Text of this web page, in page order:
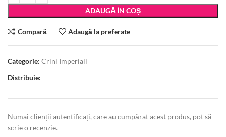
ADAUGĂ ÎN COȘ
Compară Adaugă la preferate
Categorie: Crini Imperiali
Distribuie:
Numai clienții autentificați, care au cumpărat acest produs, pot să
scrie o recenzie.